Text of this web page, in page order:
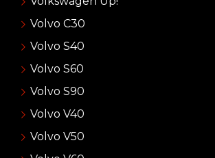
Volvo C30
Volvo S40
Volvo S60
Volvo S90
Volvo V40
Volvo V50